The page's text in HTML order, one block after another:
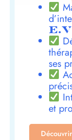
ses
et